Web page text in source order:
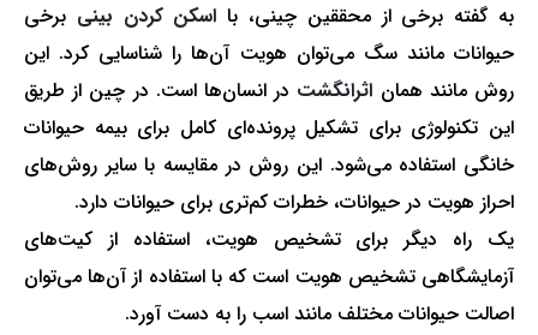
به گفته برخی از محققین چینی، بااسکن کردن بینی برخی
حیوانات مانند سگ می‌توان هویت آن‌ها را شناسایی کرد. این
روش مانند همان اثرانگشت در انسان‌ها است. در چین از طریق
این تکنولوژی برای تشکیل پرونده‌ای کامل برای بیمه حیوانات
خانگی استفاده می‌شود. این روش در مقایسه با سایر روش‌های
احراز هویت در حیوانات، خطرات کم‌تری برای حیوانات دارد.
یک راه دیگر برای تشخیص هویت، استفاده از کیت‌های
آزمایشگاهی تشخیص هویت است که با استفاده از آن‌ها می‌توان
اصالت حیوانات مختلف مانند اسب را به دست آورد.